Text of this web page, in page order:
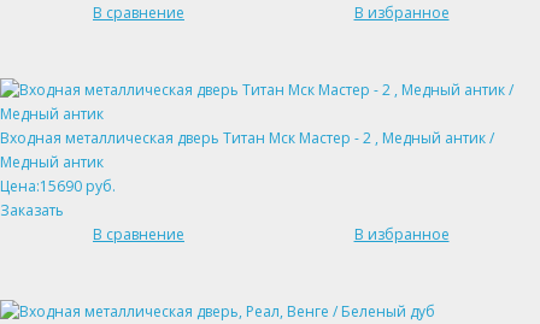
В сравнение
В избранное
Входная металлическая дверь Титан Мск Мастер - 2 , Медный антик /
Медный антик
Цена:15690 руб.
Заказать
В сравнение
В избранное